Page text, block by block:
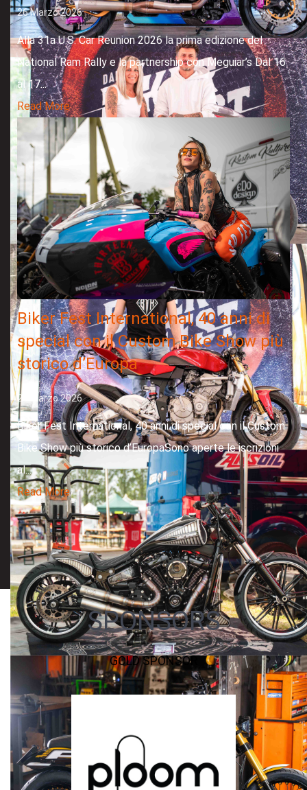
26 Marzo 2026
Alla 31a U.S. Car Reunion 2026 la prima edizione del
National Ram Rally e la partnership con Meguiar’s Dal 16
al 17...
Read More
Biker Fest International, 40 anni di
special con il Custom Bike Show più
storico d’Europa
26 Marzo 2026
Biker Fest International, 40 anni di special con il Custom
Bike Show più storico d’EuropaSono aperte le iscrizioni
al...
Read More
SPONSORS
GOLD SPONSOR